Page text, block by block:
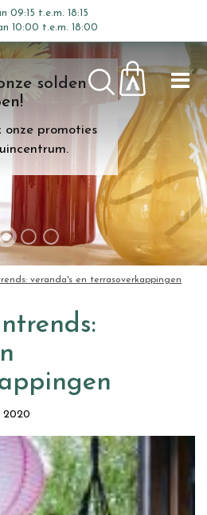
solden
onze promoties
veranda's en terrasoverkappingen
09:15 t.e.m. 18:15
10:00 t.e.m. 18:00
2020